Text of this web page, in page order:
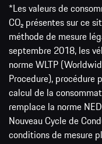
*Les valeurs de
CO₂ présentes sur ce
méthode de mesure
septembre 2018, les
norme WLTP
Procedure), procédure
calcul de la
remplace la norme
Nouveau Cycle de
conditions de mesure